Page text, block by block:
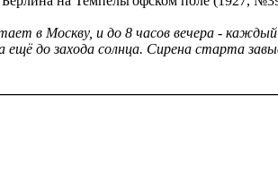
в Москву, и до 8 часов вечера -
до захода солнца. Сирена старта